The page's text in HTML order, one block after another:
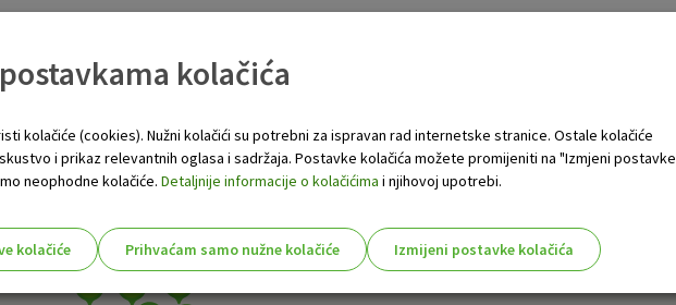
kolačića
kolačiće (cookies). Nužni kolačići su potrebni za ispravan rad internetske stranice. Ostale kolačiće
i prikaz relevantnih oglasa i sadržaja. Postavke kolačića možete promijeniti na "Izmjeni postavke
neophodne kolačiće. Detaljnije informacije o kolačićima i njihovoj upotrebi.
kolačiće Prihvaćam samo nužne kolačiće
Izmijeni postavke kolačića